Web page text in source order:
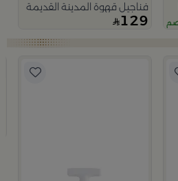
فناجيل قهوة المدينة القديمة
129